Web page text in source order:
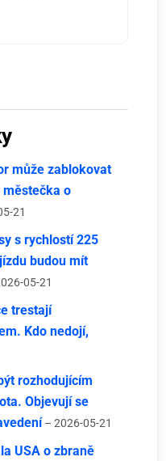
může zablokovat
o
21
s rychlostí 225
budou mít
05-21
trestají
Kdo nedojí,
rozhodujícím
Objevují se
– 2026-05-21
USA o zbraně